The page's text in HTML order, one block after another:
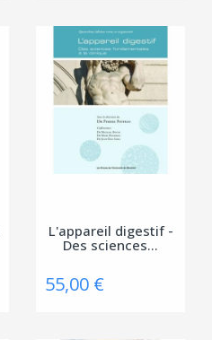
L'appareil digestif -
Des sciences...
55,00 €